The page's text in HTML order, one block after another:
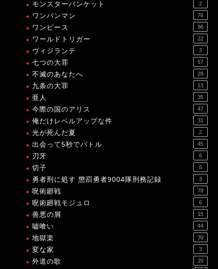
モンスターバンケット 2
ワンパンマン 76
ワンピース 96
ワールドトリガー 22
ヴィジランテ 3
七つの大罪 57
不滅のあなたへ 28
九条の大罪 13
亜人 35
今際の国のアリス 47
俺だけレベルアップな件 31
光が死んだ夏 2
出会って5秒でバトル 45
刃牙 6
切子 5
勇者刑に処す 懲罰勇者9004隊刑務記録 3
呪術廻戦 78
呪術廻戦モジュロ 6
善悪の屑 15
嘘喰い 44
地獄楽 39
変な家 3
外道の歌 29